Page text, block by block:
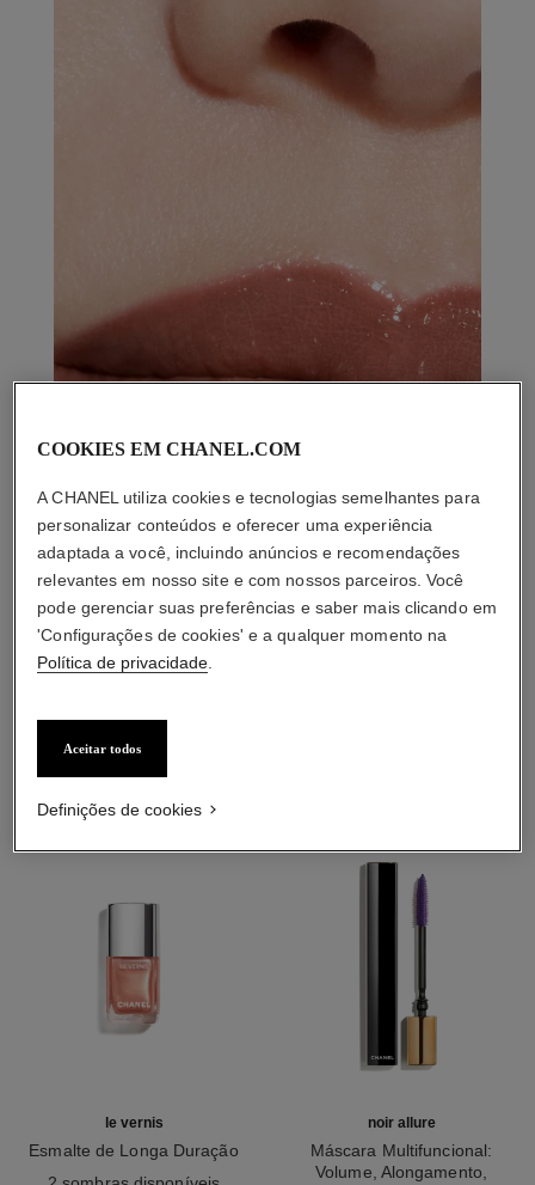
COMBINAÇÃO PERFEITA
le vernis
Esmalte de Longa Duração
noir allure
Máscara Multifuncional:
Volume, Alongamento,
COOKIES EM CHANEL.COM
A CHANEL utiliza cookies e tecnologias semelhantes para
personalizar conteúdos e oferecer uma experiência
adaptada a você, incluindo anúncios e recomendações
relevantes em nosso site e com nossos parceiros. Você
pode gerenciar suas preferências e saber mais clicando em
'Configurações de cookies' e a qualquer momento na
Política de privacidade
Aceitar todos
Definições de cookies